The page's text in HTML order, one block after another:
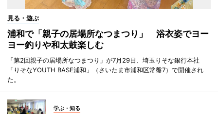
見る・遊ぶ
浦和で「親子の居場所なつまつり」 浴衣姿でヨー
ヨー釣りや和太鼓楽しむ
「第2回親子の居場所なつまつり」が7月29日、埼玉りそな銀行本社
「りそなYOUTH BASE浦和」（さいたま市浦和区常盤7）で開催され
た。
学ぶ・知る